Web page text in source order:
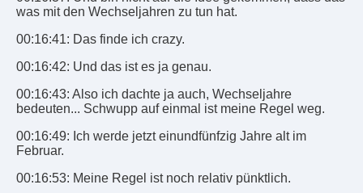
was mit den Wechseljahren zu tun hat.
00:16:41: Das finde ich crazy.
00:16:42: Und das ist es ja genau.
00:16:43: Also ich dachte ja auch, Wechseljahre
bedeuten... Schwupp auf einmal ist meine Regel weg.
00:16:49: Ich werde jetzt einundfünfzig Jahre alt im
Februar.
00:16:53: Meine Regel ist noch relativ pünktlich.